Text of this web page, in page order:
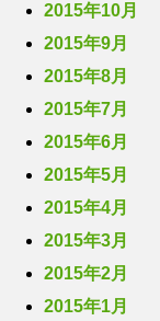
2015年10月
2015年9月
2015年8月
2015年7月
2015年6月
2015年5月
2015年4月
2015年3月
2015年2月
2015年1月